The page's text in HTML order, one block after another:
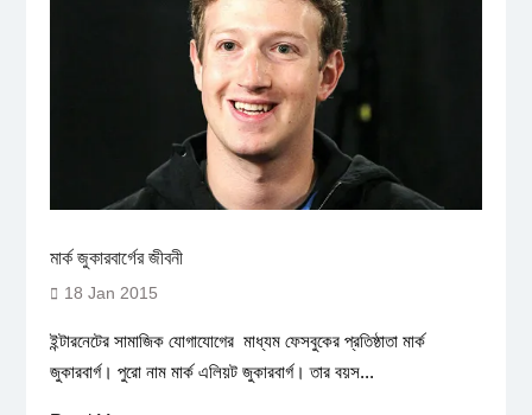
মার্ক জুকারবার্গের জীবনী
18 Jan 2015
ইন্টারনেটের সামাজিক যোগাযোগের মাধ্যম ফেসবুকের প্রতিষ্ঠাতা মার্ক
জুকারবার্গ। পুরো নাম মার্ক এলিয়ট জুকারবার্গ। তার বয়স...